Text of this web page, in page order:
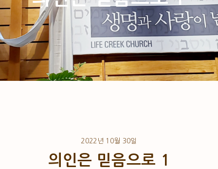
2022년 10월 30일
의인은 믿음으로 1